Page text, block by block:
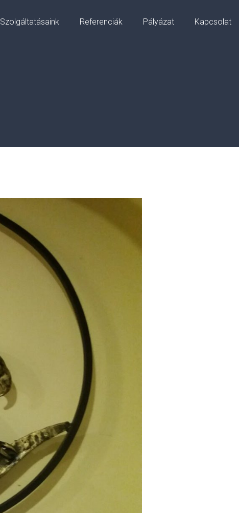
Szolgáltatásaink Referenciák Pályázat Kapcsolat